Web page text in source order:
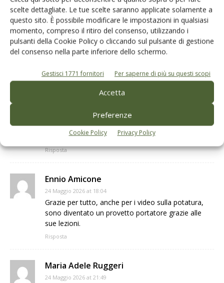
scelte dettagliate. Le tue scelte saranno applicate solamente a
questo sito. È possibile modificare le impostazioni in qualsiasi
momento, compreso il ritiro del consenso, utilizzando i
pulsanti della Cookie Policy o cliccando sul pulsante di gestione
del consenso nella parte inferiore dello schermo.
Gestisci 1771 fornitori Per saperne di più su questi scopi
Accetta
Preferenze
Cookie Policy Privacy Policy
gianfranco
24 Maggio 2026 at 12:39
grandissimo Maestro,grandissimo Signore.r.ip
Risposta
Grazia Di Nicola
24 Maggio 2026 at 15:10
Condoglianze alla famiglia , ho seguito i video
l’entusiasmo di provare a gestire le mie piante per
un prodotto a gestione familiare
Risposta
Ennio Amicone
24 Maggio 2026 at 18:04
Grazie per tutto, anche per i video sulla potatura,
sono diventato un provetto portatore grazie alle
sue lezioni.
Risposta
Maria Adele Ruggeri
24 Maggio 2026 at 21:49